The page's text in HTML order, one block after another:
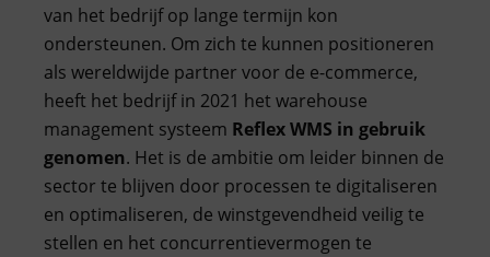
van het bedrijf op lange termijn kon
ondersteunen. Om zich te kunnen positioneren
als wereldwijde partner voor de e-commerce,
heeft het bedrijf in 2021 het warehouse
management systeem Reflex WMS in gebruik
genomen. Het is de ambitie om leider binnen de
sector te blijven door processen te digitaliseren
en optimaliseren, de winstgevendheid veilig te
stellen en het concurrentievermogen te